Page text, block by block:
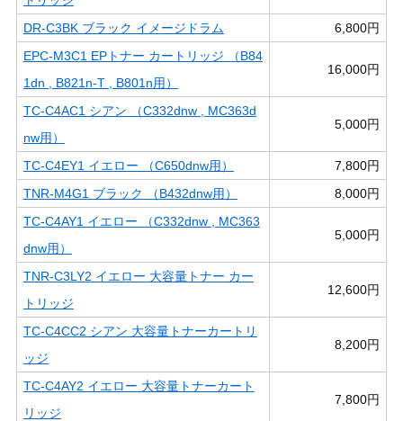
DR-C3BK ブラック イメージドラム
6,800円
EPC-M3C1 EPトナー カートリッジ （B84
1dn , B821n-T , B801n用）
16,000円
TC-C4AC1 シアン （C332dnw , MC363d
nw用）
5,000円
TC-C4EY1 イエロー （C650dnw用）
7,800円
TNR-M4G1 ブラック （B432dnw用）
8,000円
TC-C4AY1 イエロー （C332dnw , MC363
dnw用）
5,000円
TNR-C3LY2 イエロー 大容量トナー カー
トリッジ
12,600円
TC-C4CC2 シアン 大容量トナーカートリ
ッジ
8,200円
TC-C4AY2 イエロー 大容量トナーカート
リッジ
7,800円